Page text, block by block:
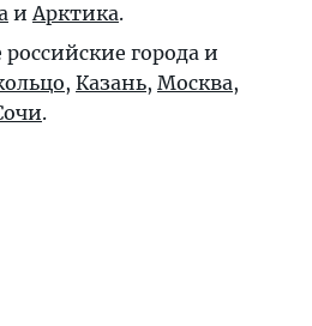
иАрктика.
города и
, Казань, Москва,
.